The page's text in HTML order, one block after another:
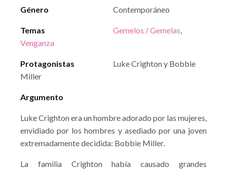
Género Contemporáneo
Temas Gemelos / Gemelas,
Venganza
Protagonistas
Luke Crighton y Bobbie
Miller
Argumento
Luke Crighton era un hombre adorado por las mujeres,
envidiado por los hombres y asediado por una joven
extremadamente decidida: Bobbie Miller.
La familia Crighton había causado grandes